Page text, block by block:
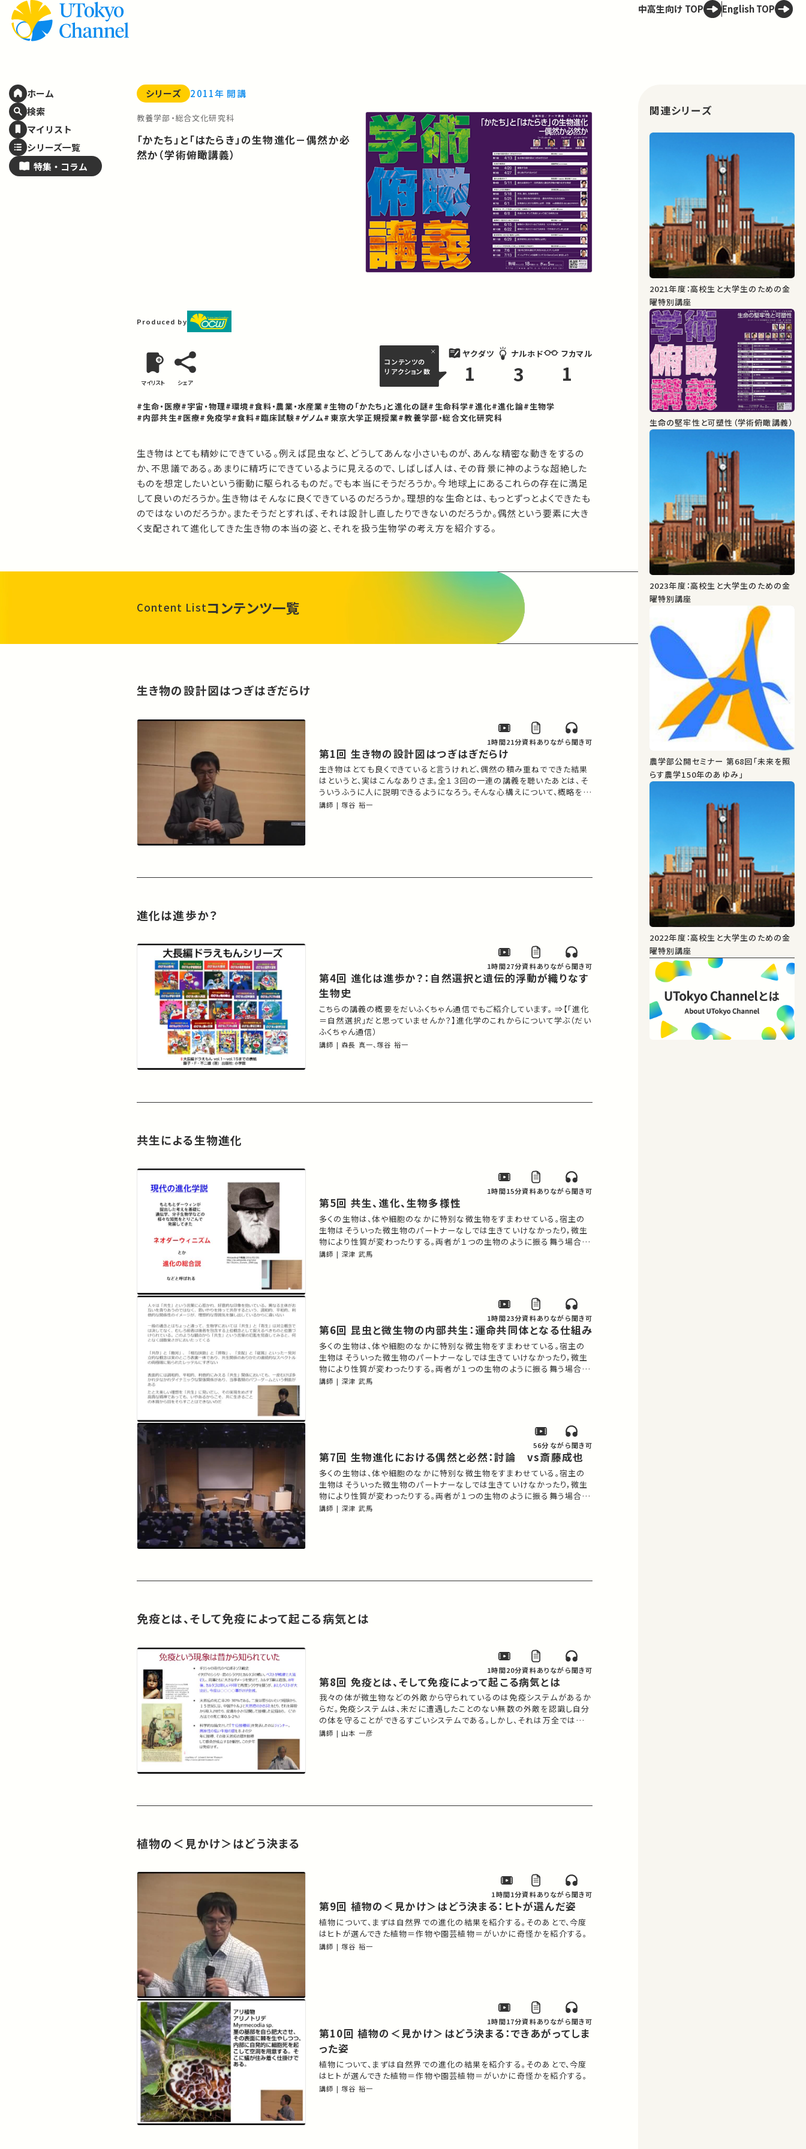
ホーム
検索
マイリスト
シリーズ一覧
特集・ コラム
中高生向け TOP English TOP
シリーズ 2011年 開講
教養学部・総合文化研究科
「かたち」と「はたらき」の生物進化－偶然か必
然か（学術俯瞰講義）
Produced by
マイリスト シェア
コンテンツの
リアクション数
ヤクダツ
1
ナルホド
3
フカマル
1
#生命・医療#宇宙・物理#環境#食料・農業・水産業#生物の「かたち」と進化の謎#生命科学#進化#進化論#生物学
#内部共生#医療#免疫学#食料#臨床試験#ゲノム#東京大学正規授業#教養学部・総合文化研究科
生き物はとても精妙にできている。例えば昆虫など、どうしてあんな小さいものが、あんな精密な動きをするの
か、不思議である。あまりに精巧にできているように見えるので、しばしば人は、その背景に神のような超絶した
ものを想定したいという衝動に駆られるものだ。でも本当にそうだろうか。今地球上にあるこれらの存在に満足
して良いのだろうか。生き物はそんなに良くできているのだろうか。理想的な生命とは、もっとずっとよくできたも
のではないのだろうか。またそうだとすれば、それは設計し直したりできないのだろうか。偶然という要素に大き
く支配されて進化してきた生き物の本当の姿と、それを扱う生物学の考え方を紹介する。
Content Listコンテンツ一覧
生き物の設計図はつぎはぎだらけ
1時間21分資料ありながら聞き可
第1回 生き物の設計図はつぎはぎだらけ
生き物はとても良くできていると言うけれど、偶然の積み重ねでできた結果
はというと、実はこんなありさま。全１３回の一連の講義を聴いたあとは、そ
ういうふうに人に説明できるようになろう。そんな心構えについて、概略を説
明し、全体の導入とする。
講師 | 塚谷 裕一
進化は進歩か？
1時間27分資料ありながら聞き可
第4回 進化は進歩か？：自然選択と遺伝的浮動が織りなす
生物史
こちらの講義の概要をだいふくちゃん通信でもご紹介しています。 ⇒【「進化
＝自然選択」だと思っていませんか？】進化学のこれからについて学ぶ（だい
ふくちゃん通信）
講師 | 森長 真一、塚谷 裕一
共生による生物進化
1時間15分資料ありながら聞き可
第5回 共生、進化、生物多様性
多くの生物は、体や細胞のなかに特別な微生物をすまわせている。宿主の
生物はそういった微生物のパートナーなしでは生きていけなかったり，微生
物により性質が変わったりする。両者が１つの生物のように振る舞う場合も
少なくない。共生関係からどんな新しい生物機能や現象があらわれるのか？
講師 | 深津 武馬
1時間23分資料ありながら聞き可
第6回 昆虫と微生物の内部共生：運命共同体となる仕組み
多くの生物は、体や細胞のなかに特別な微生物をすまわせている。宿主の
生物はそういった微生物のパートナーなしでは生きていけなかったり，微生
物により性質が変わったりする。両者が１つの生物のように振る舞う場合も
少なくない。共生関係からどんな新しい生物機能や現象があらわれるのか？
講師 | 深津 武馬
56分 ながら聞き可
第7回 生物進化における偶然と必然：討論 vs斎藤成也
多くの生物は、体や細胞のなかに特別な微生物をすまわせている。宿主の
生物はそういった微生物のパートナーなしでは生きていけなかったり，微生
物により性質が変わったりする。両者が１つの生物のように振る舞う場合も
少なくない。共生関係からどんな新しい生物機能や現象があらわれるのか？
講師 | 深津 武馬
免疫とは、そして免疫によって起こる病気とは
1時間20分資料ありながら聞き可
第8回 免疫とは、そして免疫によって起こる病気とは
我々の体が微生物などの外敵から守られているのは免疫システムがあるか
らだ。免疫システムは、未だに遭遇したことのない無数の外敵を認識し自分
の体を守ることができるすごいシステムである。しかし、それは万全ではな
い。どうして免疫で病気になるのだろうか。本俯瞰講義のテーマ「偶然」は進
講師 | 山本 一彦
植物の＜見かけ＞はどう決まる
1時間1分資料ありながら聞き可
第9回 植物の＜見かけ＞はどう決まる：ヒトが選んだ姿
植物について、まずは自然界での進化の結果を紹介する。そのあとで、今度
はヒトが選んできた植物＝作物や園芸植物＝がいかに奇怪かを紹介する。
講師 | 塚谷 裕一
1時間17分資料ありながら聞き可
第10回 植物の＜見かけ＞はどう決まる：できあがってしま
った姿
植物について、まずは自然界での進化の結果を紹介する。そのあとで、今度
はヒトが選んできた植物＝作物や園芸植物＝がいかに奇怪かを紹介する。
講師 | 塚谷 裕一
関連シリーズ
2021年度：高校生と大学生のための金
曜特別講座
生命の堅牢性と可塑性（学術俯瞰講義）
2023年度：高校生と大学生のための金
曜特別講座
農学部公開セミナー 第68回「未来を照
らす農学150年のあゆみ」
2022年度：高校生と大学生のための金
曜特別講座